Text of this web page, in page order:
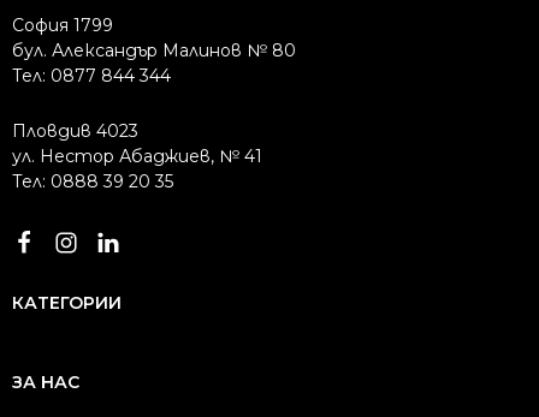
София 1799
бул. Александър Малинов № 80
Тел: 0877 844 344
Пловдив 4023
ул. Нестор Абаджиев, № 41
Тел: 0888 39 20 35
КАТЕГОРИИ
ЗА НАС